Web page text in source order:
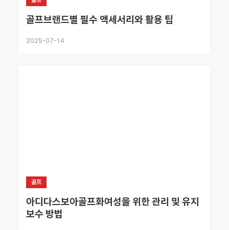
골프브랜드별 필수 액세서리와 활용 팁
2025-07-14
골프
아디다스보아골프화여성을 위한 관리 및 유지
보수 방법